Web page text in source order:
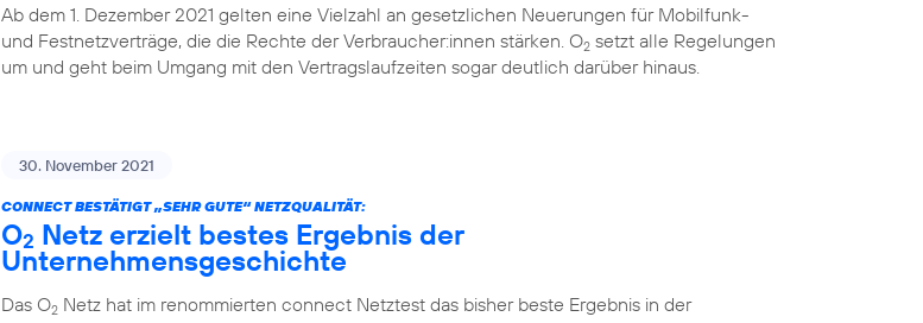
Ab dem 1. Dezember 2021 gelten eine Vielzahl an gesetzlichen Neuerungen für Mobilfunk-
und Festnetzverträge, die die Rechte der Verbraucher:innen stärken. O2 setzt alle Regelungen
um und geht beim Umgang mit den Vertragslaufzeiten sogar deutlich darüber hinaus.
30. November 2021
CONNECT BESTÄTIGT „SEHR GUTE“ NETZQUALITÄT:
O2 Netz erzielt bestes Ergebnis der
Unternehmensgeschichte
Das O2 Netz hat im renommierten connect Netztest das bisher beste Ergebnis in der